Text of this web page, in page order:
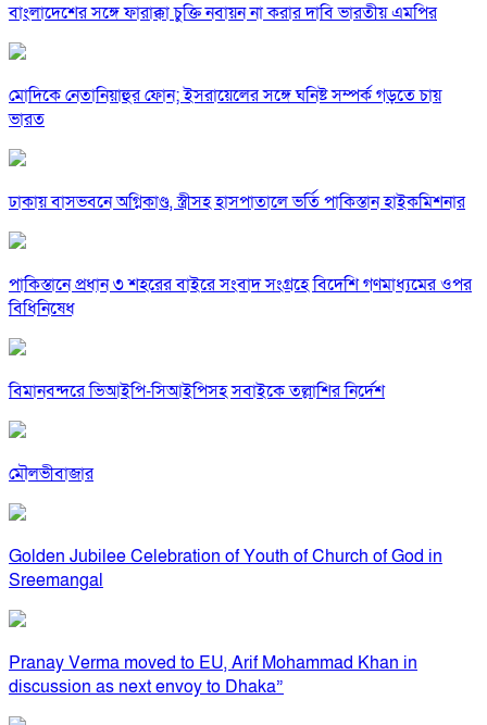
বাংলাদেশের সঙ্গে ফারাক্কা চুক্তি নবায়ন না করার দাবি ভারতীয় এমপির
মোদিকে নেতানিয়াহুর ফোন; ইসরায়েলের সঙ্গে ঘনিষ্ট সম্পর্ক গড়তে চায়
ভারত
ঢাকায় বাসভবনে অগ্নিকাণ্ড, স্ত্রীসহ হাসপাতালে ভর্তি পাকিস্তান হাইকমিশনার
পাকিস্তানে প্রধান ৩ শহরের বাইরে সংবাদ সংগ্রহে বিদেশি গণমাধ্যমের ওপর
বিধিনিষেধ
বিমানবন্দরে ভিআইপি-সিআইপিসহ সবাইকে তল্লাশির নির্দেশ
মৌলভীবাজার
Golden Jubilee Celebration of Youth of Church of God in
Sreemangal
Pranay Verma moved to EU, Arif Mohammad Khan in
discussion as next envoy to Dhaka”